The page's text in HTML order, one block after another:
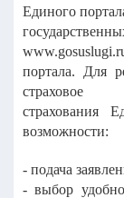
Единого
портала. Для
страховое
страхования
возможности:
- подача
- выбор